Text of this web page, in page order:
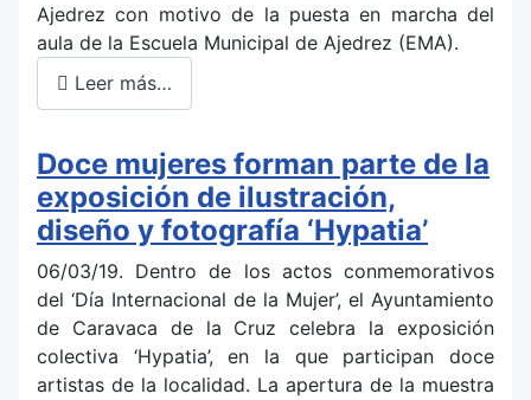
Ajedrez con motivo de la puesta en marcha del
aula de la Escuela Municipal de Ajedrez (EMA).
Leer más…
Doce mujeres forman parte de la
exposición de ilustración,
diseño y fotografía ‘Hypatia’
06/03/19. Dentro de los actos conmemorativos
del ‘Día Internacional de la Mujer’, el Ayuntamiento
de Caravaca de la Cruz celebra la exposición
colectiva ‘Hypatia’, en la que participan doce
artistas de la localidad. La apertura de la muestra